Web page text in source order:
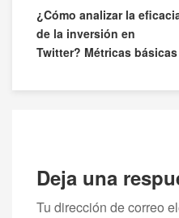
Navegación
de
¿Cómo analizar la
de la inversión en
Twitter? Métricas básicas
Deja una
Tu dirección de correo